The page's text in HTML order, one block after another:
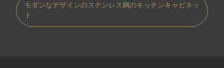
モダンなデザインのステンレス鋼のキッチンキャビネッ
ト